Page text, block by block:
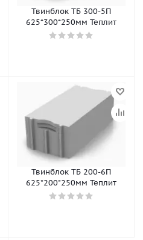
Твинблок ТБ 300-5П
625*300*250мм Теплит
Твинблок ТБ 200-6П
625*200*250мм Теплит